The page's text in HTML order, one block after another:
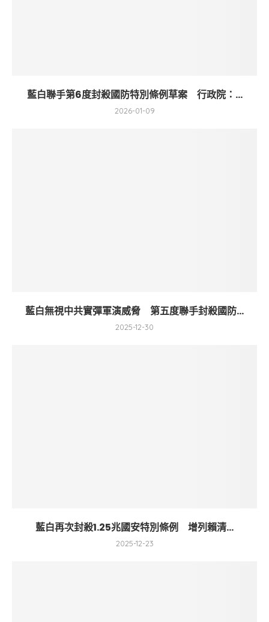
藍白聯手第6度封殺國防特別條例草案 行政院：...
2026-01-09
藍白無視中共實彈軍演威脅 第五度聯手封殺國防...
2025-12-30
藍白再次封殺1.25兆國安特別條例 增列賴清...
2025-12-23